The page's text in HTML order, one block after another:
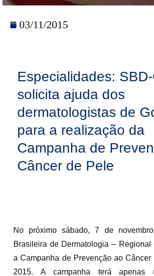
03/11/2015
Especialidades:
solicita ajuda dos
dermatologistas de
para a realização da
Campanha de
Câncer de Pele
No próximo sábado, 7 de
Brasileira de Dermatologia – Regional
a Campanha de Prevenção ao
2015. A campanha terá apenas